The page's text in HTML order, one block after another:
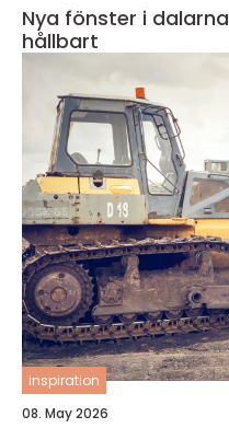
Nya fönster i dalarna tryggt, vackert och
hållbart
inspiration
08. May 2026